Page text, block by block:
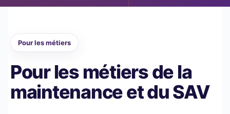
Pour les métiers
Pour les métiers de la
maintenance et du SAV